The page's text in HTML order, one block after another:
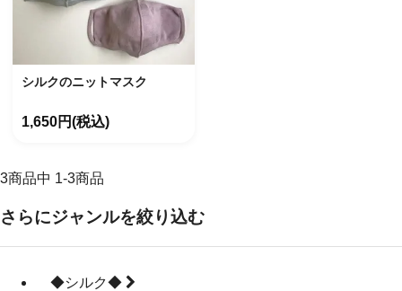
シルクのニットマスク
1,650円(税込)
3商品中 1-3商品
さらにジャンルを絞り込む
◆シルク◆